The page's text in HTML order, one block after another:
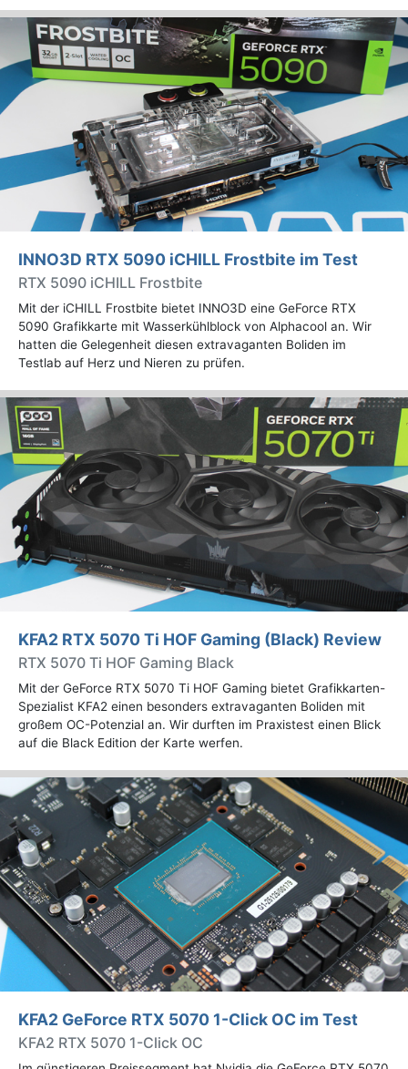
INNO3D RTX 5090 iCHILL Frostbite im Test
RTX 5090 iCHILL Frostbite
Mit der iCHILL Frostbite bietet INNO3D eine GeForce RTX
5090 Grafikkarte mit Wasserkühlblock von Alphacool an. Wir
hatten die Gelegenheit diesen extravaganten Boliden im
Testlab auf Herz und Nieren zu prüfen.
KFA2 RTX 5070 Ti HOF Gaming (Black) Review
RTX 5070 Ti HOF Gaming Black
Mit der GeForce RTX 5070 Ti HOF Gaming bietet Grafikkarten-
Spezialist KFA2 einen besonders extravaganten Boliden mit
großem OC-Potenzial an. Wir durften im Praxistest einen Blick
auf die Black Edition der Karte werfen.
KFA2 GeForce RTX 5070 1-Click OC im Test
KFA2 RTX 5070 1-Click OC